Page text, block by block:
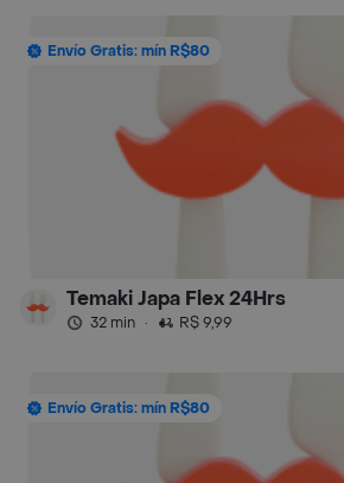
Envío Gratis: mín R$80
Temaki Japa Flex 24Hrs
32 min · R$ 9,99
Envío Gratis: mín R$80